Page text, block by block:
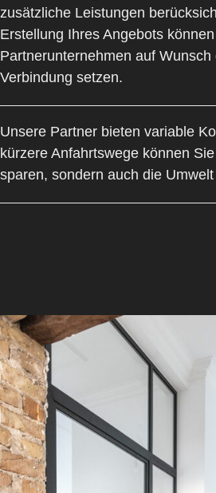
zusätzliche Leistungen
Erstellung Ihres Angebots
Partnerunternehmen auf
Verbindung setzen.
Unsere Partner bieten variable
kürzere Anfahrtswege können
sparen, sondern auch die